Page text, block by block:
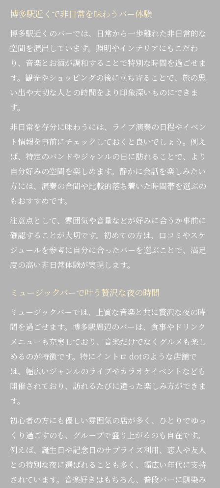
博多駅近くで非日常を味わうバー体験
博多駅近くのバーでは、日常から一歩離れた非日常的な
空間を演出しています。照明やインテリアにもこだわ
り、音楽とお酒が調和することで特別な時間を過ごせま
す。観光やショッピングの後に立ち寄ることで、旅の思
い出や大切な人との時間をより印象深いものにできま
す。
非日常を存分に味わうには、ライブ演奏の日程やイベン
ト情報を事前にチェックしておくと良いでしょう。例え
ば、特定のバンドやジャンルの日に訪れることで、より
自分好みの空間を楽しめます。静かに会話を楽しみたい
方には、演奏の合間や比較的落ち着いた時間帯を選ぶの
もおすすめです。
注意点として、雰囲気や音量などが好みに合うか事前に
確認することが大切です。初めての方は、口コミやスケ
ジュールを参考に自分に合ったバーを選ぶことで、満足
度の高い非日常体験が実現します。
ミュージックバーで叶う贅沢な夜の時間
ミュージックバーでは、上質な音楽と共に贅沢な夜の時
間を過ごせます。博多駅周辺のバーは、食事やドリンク
メニューも充実しており、音楽だけでなくグルメも楽し
めるのが特徴です。特にイントロ dotのような店舗で
は、幅広いジャンルのライブやカラオケイベントなども
開催されており、訪れるたびに違った楽しみ方ができま
す。
初心者の方にも優しい雰囲気の店が多く、ひとりでゆっ
くり過ごすのも、グループで盛り上がるのも自在です。
例えば、誕生日や記念日のサプライズ利用、恋人や友人
との特別な夜に選ばれることも多く、幅広い年代に支持
されています。音楽好きはもちろん、普段バーに馴染み